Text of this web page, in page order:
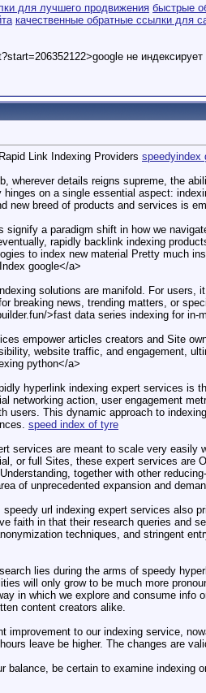
для лучшего продвижения быстрые
качественные обратные ссылки для
не индексирует
Link Indexing Providers speedyindex
wherever details reigns supreme, the
on a single essential aspect:
new breed of products and services is
a paradigm shift in how we
rapidly backlink indexing
to index new material Pretty much
google</a>
solutions are manifold. For users,
breaking news, trending matters, or
>fast data series indexing for in-
empower articles creators and Site
website traffic, and engagement,
python</a>
hyperlink indexing expert services is
networking action, user engagement
users. This dynamic approach to
speed index of tyre
services are meant to scale very
or full Sites, these expert services are
together with other
of unprecedented expansion and
url indexing expert services also
faith in that their research queries and
techniques, and stringent
lies during the arms of speedy
will only grow to be much more
in which we explore and consume
content creators alike.
improvement to our indexing service,
leave be higher. The changes are
balance, be certain to examine